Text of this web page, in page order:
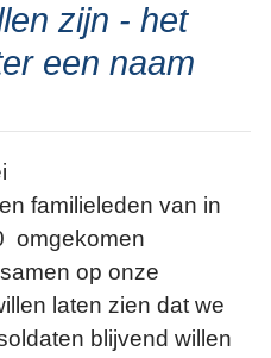
zijn - het
een naam
familieleden van in
omgekomen
op onze
laten zien dat we
blijvend willen